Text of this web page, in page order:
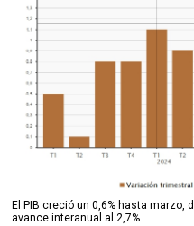
El PIB creció un 0,6% hasta
avance interanual al 2,7%